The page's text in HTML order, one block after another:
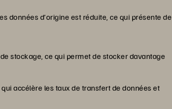
données d’origine est réduite, ce qui présente de
stockage, ce qui permet de stocker davantage
accélère les taux de transfert de données et